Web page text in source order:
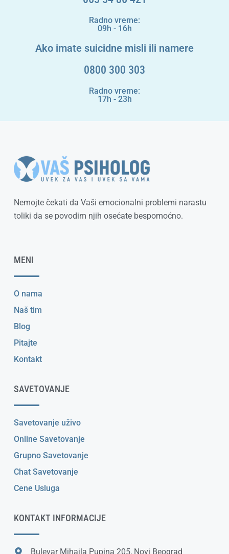
Radno vreme:
09h - 16h
Ako imate suicidne misli ili namere
0800 300 303
Radno vreme:
17h - 23h
Nemojte čekati da Vaši emocionalni problemi narastu
toliki da se povodim njih osećate bespomoćno.
MENI
O nama
Naš tim
Blog
Pitajte
Kontakt
SAVETOVANJE
Savetovanje uživo
Online Savetovanje
Grupno Savetovanje
Chat Savetovanje
Cene Usluga
KONTAKT INFORMACIJE
Bulevar Mihajla Pupina 205, Novi Beograd